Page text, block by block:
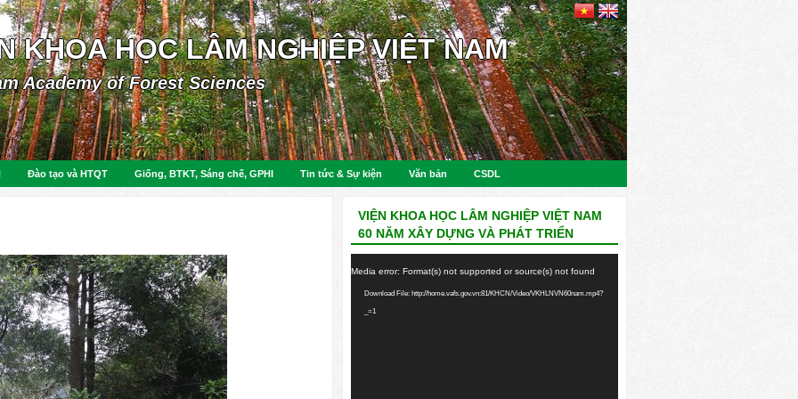
KHOA HỌC LÂM NGHIỆP VIỆT NAM
Academy of Forest Sciences
Đào tạo và HTQT Giống, BTKT, Sáng chế, GPHI Tin tức & Sự kiện Văn bản CSDL
VIỆN KHOA HỌC LÂM NGHIỆP VIỆT NAM
60 NĂM XÂY DỰNG VÀ PHÁT TRIỂN
Media error: Format(s) not supported or source(s) not found
Download File: http://home.vafs.gov.vn:81/KHCN/Video/VKHLNVN60nam.mp4?
_=1